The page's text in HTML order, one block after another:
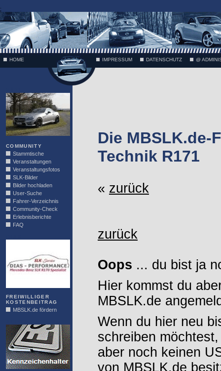
;
HOME IMPRESSUM DATENSCHUTZ @
COMMUNITY
Stammtische
Veranstaltungen
Veranstaltungsfotos
SLK-Bilder
Bilder hochladen
User-Suche
Fahrer-Verzeichnis
Community-Check
Erlebnisberichte
FAQ
FREIWILLIGER
KOSTENBEITRAG
MBSLK.de fördern
Die MBSLK.de-
Technik R171
« zurück
zurück
Oops ... du bist ja
Hier kommst du
MBSLK.de
Wenn du hier neu
schreiben möchtest,
aber noch keinen
von MBSLK.de